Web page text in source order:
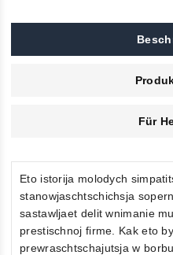
Für
Eto istorija molodych
stanowjaschtschichsja
sastawljaet delit wnimanie
prestischnoj firme. Kak eto
prewraschtschajutsja w